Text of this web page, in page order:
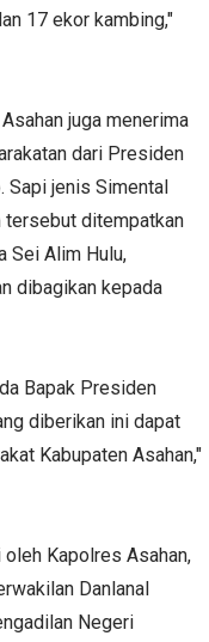
17 ekor kambing,"
juga menerima
dari Presiden
Sapi jenis Simental
tersebut ditempatkan
Sei Alim Hulu,
dibagikan kepada
Bapak Presiden
diberikan ini dapat
Kabupaten Asahan,"
Kapolres Asahan,
Danlanal
Negeri